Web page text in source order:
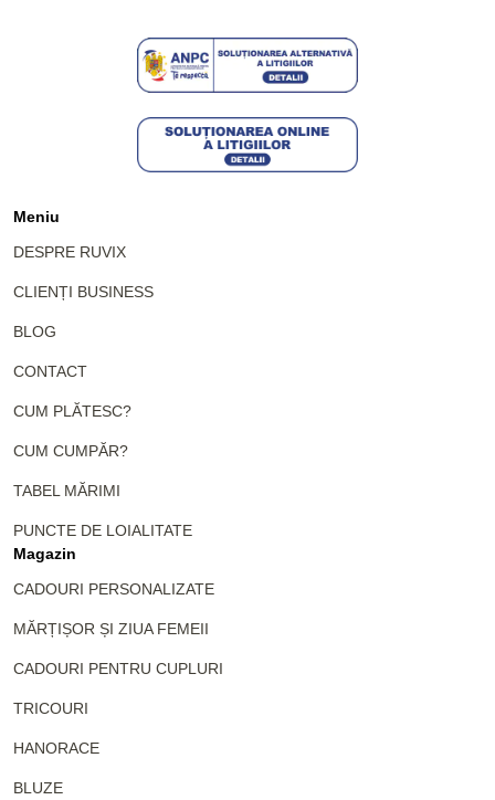
Meniu
DESPRE RUVIX
CLIENȚI BUSINESS
BLOG
CONTACT
CUM PLĂTESC?
CUM CUMPĂR?
TABEL MĂRIMI
PUNCTE DE LOIALITATE
Magazin
CADOURI PERSONALIZATE
MĂRȚIȘOR ȘI ZIUA FEMEII
CADOURI PENTRU CUPLURI
TRICOURI
HANORACE
BLUZE